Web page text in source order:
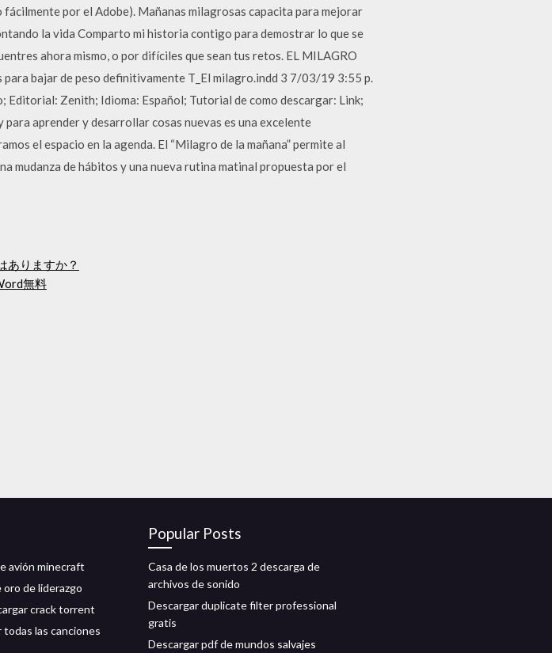
por el Adobe). Mañanas milagrosas capacita para mejorar
la vida Comparto mi historia contigo para demostrar lo que se
ahora mismo, o por difíciles que sean tus retos. EL MILAGRO
bajar de peso definitivamente T_El milagro.indd 3 7/03/19 3:55 p.
Zenith; Idioma: Español; Tutorial de como descargar: Link;
aprender y desarrollar cosas nuevas es una excelente
el espacio en la agenda. El “Milagro de la mañana” permite al
mudanza de hábitos y una nueva rutina matinal propuesta por el
ありますか？
無料
avión minecraft
de liderazgo
crack torrent
todas las canciones
Popular Posts
Casa de los muertos 2 descarga de
archivos de sonido
Descargar duplicate filter professional
gratis
Descargar pdf de mundos salvajes